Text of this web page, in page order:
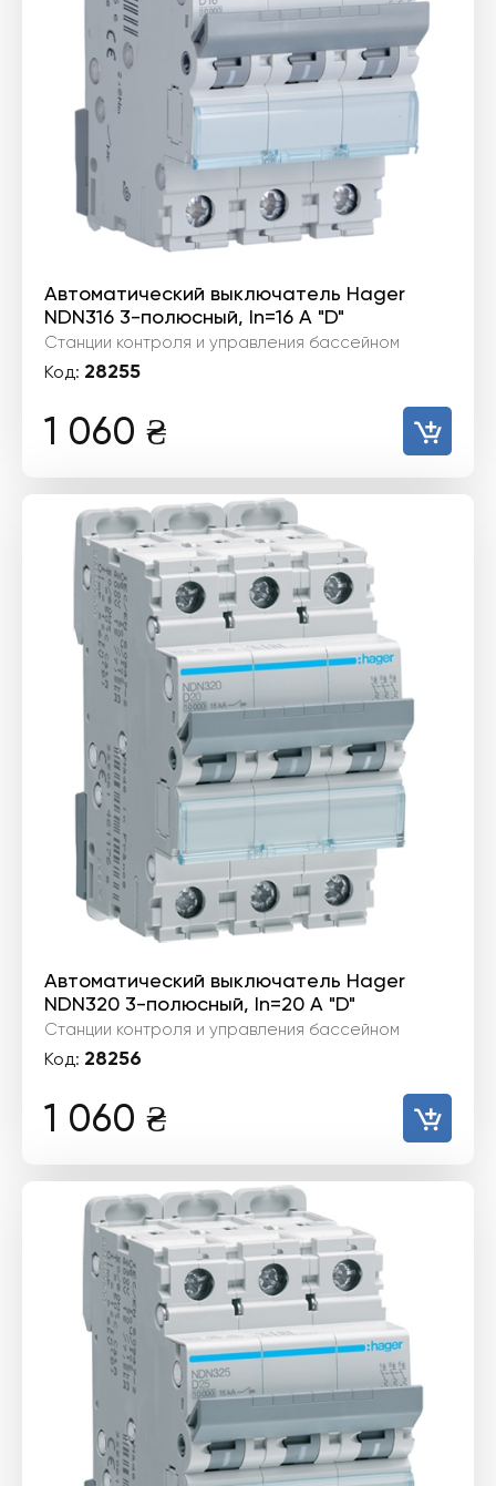
Автоматический выключатель Hager
NDN316 3-полюсный, In=16 А "D"
Станции контроля и управления бассейном
Код: 28255
1 060 ₴
Автоматический выключатель Hager
NDN320 3-полюсный, In=20 А "D"
Станции контроля и управления бассейном
Код: 28256
1 060 ₴